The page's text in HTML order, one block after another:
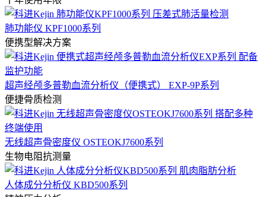
肺功能仪 KPF1000系列
便携型解决方案
超声经颅多普勒血流分析仪（便携式） EXP-9P系列
便捷骨质检测
无线超声骨密度仪 OSTEOKJ7600系列
生物电阻抗测量
人体成分分析仪 KBD500系列